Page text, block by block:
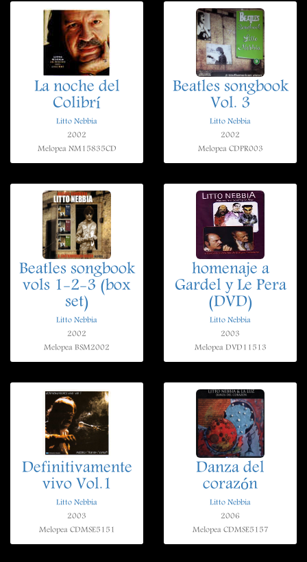
La noche del
Colibrí
Litto Nebbia
2002
Melopea NM15835CD
Beatles songbook
Vol. 3
Litto Nebbia
2002
Melopea CDPR003
Beatles songbook
vols 1-2-3 (box
set)
Litto Nebbia
2002
Melopea BSM2002
homenaje a
Gardel y Le Pera
(DVD)
Litto Nebbia
2003
Melopea DVD11513
Definitivamente
vivo Vol.1
Litto Nebbia
2003
Melopea CDMSE5151
Danza del
corazón
Litto Nebbia
2006
Melopea CDMSE5157